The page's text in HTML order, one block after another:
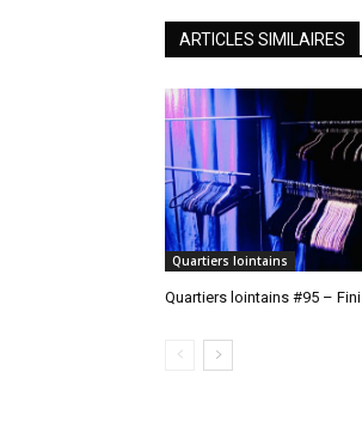
ARTICLES SIMILAIRES
Quartiers lointains
Quartiers lointains #95 – Fini